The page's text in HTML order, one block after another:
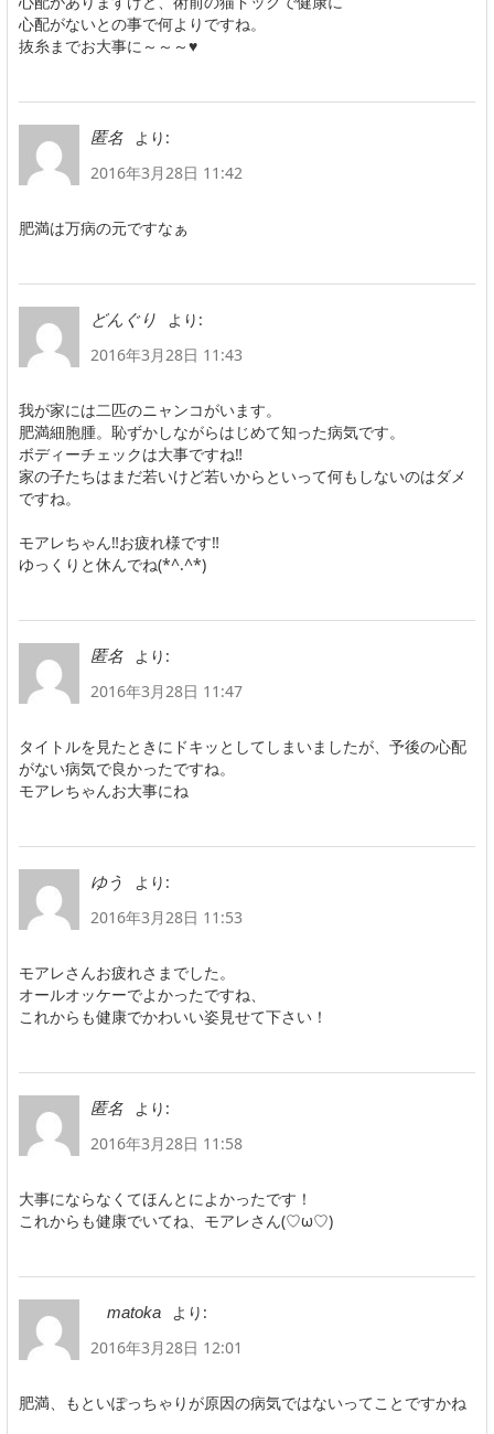
心配がないとの事で何よりですね。
抜糸までお大事に～～～♥
匿名
より:
2016年3月28日 11:42
肥満は万病の元ですなぁ
どんぐり
より:
2016年3月28日 11:43
我が家には二匹のニャンコがいます。
肥満細胞腫。恥ずかしながらはじめて知った病気です。
ボディーチェックは大事ですね‼
家の子たちはまだ若いけど若いからといって何もしないのはダメ
ですね。
モアレちゃん‼お疲れ様です‼
ゆっくりと休んでね(*^.^*)
匿名
より:
2016年3月28日 11:47
タイトルを見たときにドキッとしてしまいましたが、予後の心配
がない病気で良かったですね。
モアレちゃんお大事にね
ゆう
より:
2016年3月28日 11:53
モアレさんお疲れさまでした。
オールオッケーでよかったですね、
これからも健康でかわいい姿見せて下さい！
匿名
より:
2016年3月28日 11:58
大事にならなくてほんとによかったです！
これからも健康でいてね、モアレさん(♡ω♡)
matoka
より:
2016年3月28日 12:01
肥満、もといぽっちゃりが原因の病気ではないってことですかね